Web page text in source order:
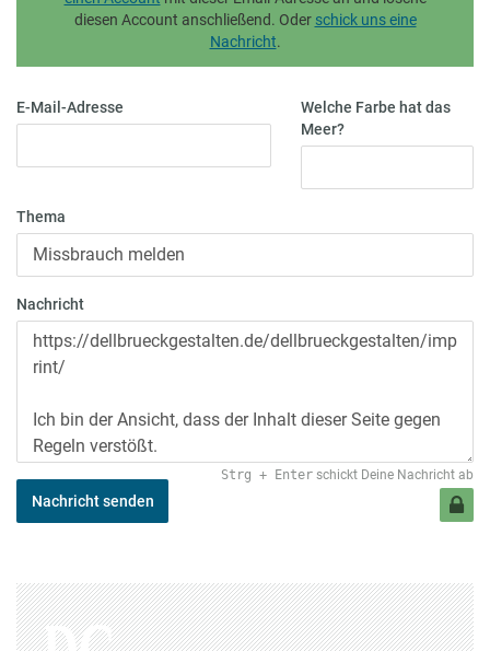
diesen Account anschließend. Oder schick uns eine
Nachricht.
E-Mail-Adresse
Welche Farbe hat das
Meer?
Thema
Nachricht
Strg + Enter schickt Deine Nachricht ab
Nachricht senden